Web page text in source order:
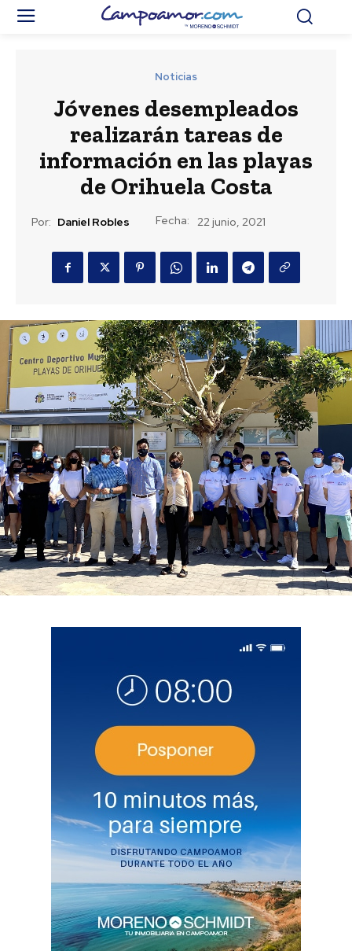
Noticias
Jóvenes desempleados
realizarán tareas de
información en las playas
de Orihuela Costa
Por: Daniel Robles Fecha: 22 junio, 2021